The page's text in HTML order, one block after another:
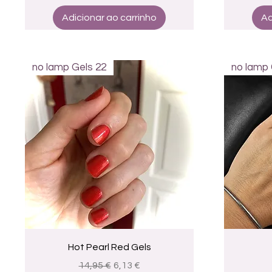
Adicionar ao carrinho
Visualização rápida
no lamp Gels 22
Hot Pearl Red Gels
Preço normal
14,95 € Preço promocional
6,13 €
no lamp